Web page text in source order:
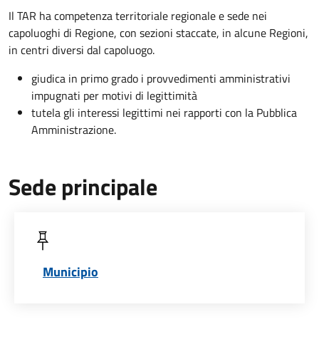
Il TAR ha competenza territoriale regionale e sede nei
capoluoghi di Regione, con sezioni staccate, in alcune Regioni,
in centri diversi dal capoluogo.
giudica in primo grado i provvedimenti amministrativi
impugnati per motivi di legittimità
tutela gli interessi legittimi nei rapporti con la Pubblica
Amministrazione.
Sede principale
Municipio